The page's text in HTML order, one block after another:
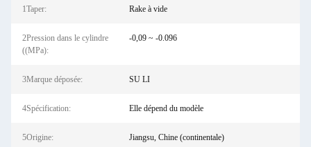
1Taper: Rake à vide
2Pression dans le cylindre
((MPa):
-0,09 ~ -0.096
3Marque déposée: SU LI
4Spécification: Elle dépend du modèle
5Origine: Jiangsu, Chine (continentale)